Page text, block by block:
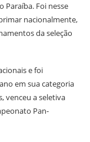
Paraíba. Foi nesse
nacionalmente,
da seleção
e foi
em sua categoria
venceu a seletiva
Pan-